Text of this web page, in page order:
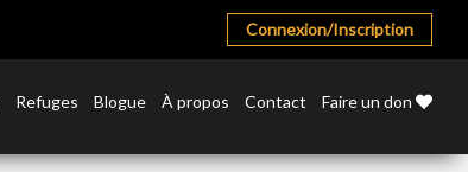
Connexion/Inscription
Refuges Blogue À propos Contact Faire un don